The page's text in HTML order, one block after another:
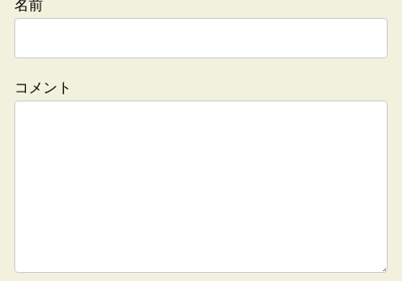
名前
コメント